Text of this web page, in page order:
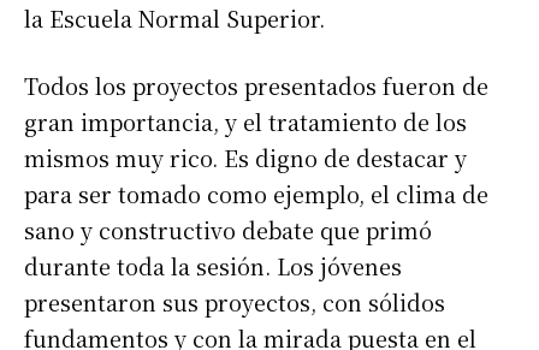
la Escuela Normal Superior.
Todos los proyectos presentados fueron de
gran importancia, y el tratamiento de los
mismos muy rico. Es digno de destacar y
para ser tomado como ejemplo, el clima de
sano y constructivo debate que primó
durante toda la sesión. Los jóvenes
presentaron sus proyectos, con sólidos
fundamentos y con la mirada puesta en el